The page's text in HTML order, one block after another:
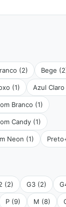
(2) Bege
(1) Azul
Branco (1)
Candy (1)
Neon (1)
(2) G3 (2)
P (9) M (8)